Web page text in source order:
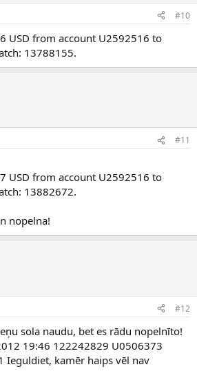
#10
USD from account U2592516 to
13788155.
#11
USD from account U2592516 to
13882672.
nopelna!
#12
sola naudu, bet es rādu nopelnīto!
19:46 122242829 U0506373
Ieguldiet, kamēr haips vēl nav